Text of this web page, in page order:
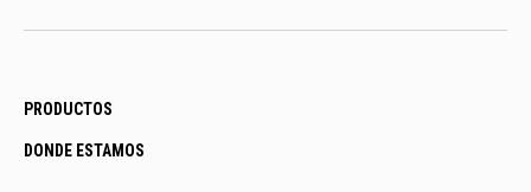
PRODUCTOS
DONDE ESTAMOS